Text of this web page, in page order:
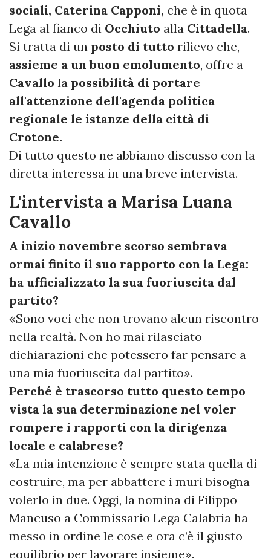
sociali, Caterina Capponi, che è in quota
Lega al fianco di Occhiuto alla Cittadella.
Si tratta di un posto di tutto rilievo che,
assieme a un buon emolumento, offre a
Cavallo la possibilità di portare
all'attenzione dell'agenda politica
regionale le istanze della città di
Crotone.
Di tutto questo ne abbiamo discusso con la
diretta interessa in una breve intervista.
L'intervista a Marisa Luana
Cavallo
A inizio novembre scorso sembrava
ormai finito il suo rapporto con la Lega:
ha ufficializzato la sua fuoriuscita dal
partito?
«Sono voci che non trovano alcun riscontro
nella realtà. Non ho mai rilasciato
dichiarazioni che potessero far pensare a
una mia fuoriuscita dal partito».
Perché è trascorso tutto questo tempo
vista la sua determinazione nel voler
rompere i rapporti con la dirigenza
locale e calabrese?
«La mia intenzione è sempre stata quella di
costruire, ma per abbattere i muri bisogna
volerlo in due. Oggi, la nomina di Filippo
Mancuso a Commissario Lega Calabria ha
messo in ordine le cose e ora c’è il giusto
equilibrio per lavorare insieme».